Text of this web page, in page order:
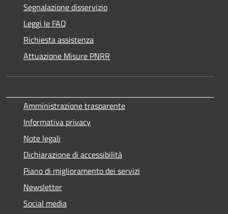
Segnalazione disservizio
Leggi le FAQ
Richiesta assistenza
Attuazione Misure PNRR
Amministrazione trasparente
Informativa privacy
Note legali
Dichiarazione di accessibilità
Piano di miglioramento dei servizi
Newsletter
Social media